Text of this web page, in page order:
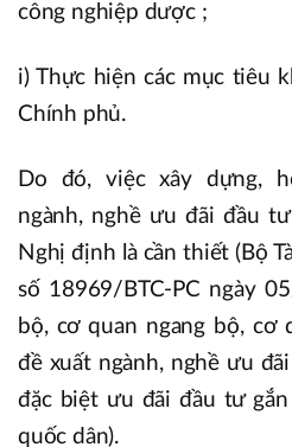
công nghiệp dược ;
i) Thực hiện các mục tiêu
Chính phủ.
Do đó, việc xây dựng,
ngành, nghề ưu đãi đầu
Nghị định là cần thiết (Bộ
số 18969/BTC-PC ngày
bộ, cơ quan ngang bộ, cơ
đề xuất ngành, nghề ưu
đặc biệt ưu đãi đầu tư
quốc dân).